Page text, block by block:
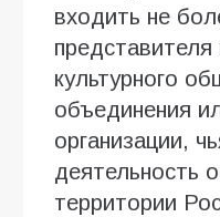
входить не
представителя
культурного
объединения
организации,
деятельность
территории